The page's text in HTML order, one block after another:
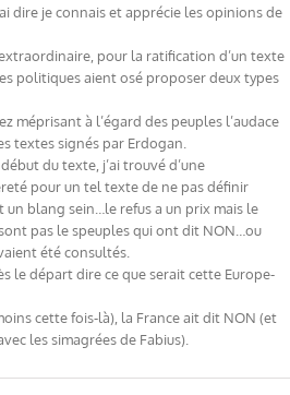
dire je connais et apprécie les opinions de
extraordinaire, pour la ratification d’un texte
politiques aient osé proposer deux types
méprisant à l’égard des peuples l’audace
textes signés par Erdogan.
du texte, j’ai trouvé d’une
pour un tel texte de ne pas définir
un blang sein…le refus a un prix mais le
pas le speuples qui ont dit NON…ou
été consultés.
le départ dire ce que serait cette Europe-
cette fois-là), la France ait dit NON (et
les simagrées de Fabius).